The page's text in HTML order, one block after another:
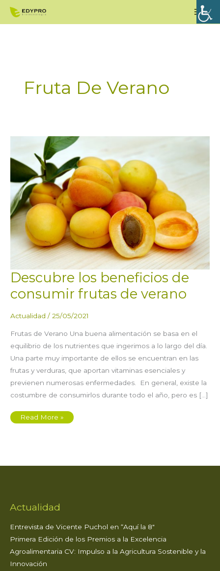
Fruta De Verano
Descubre los beneficios de
consumir frutas de verano
Actualidad /25/05/2021
Frutas de Verano Una buena alimentación se basa en el
equilibrio de los nutrientes que ingerimos a lo largo del día.
Una parte muy importante de ellos se encuentran en las
frutas y verduras, que aportan vitaminas esenciales y
previenen numerosas enfermedades. En general, existe la
costumbre de consumirlos durante todo el año, pero es […]
Descubre
los
Read More »
Actualidad
Entrevista de Vicente Puchol en “Aquí la 8″
Primera Edición de los Premios a la Excelencia
Agroalimentaria CV: Impulso a la Agricultura Sostenible y la
Innovación